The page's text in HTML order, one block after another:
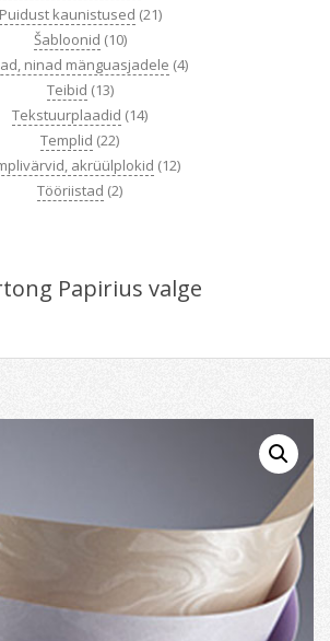
Puidust kaunistused (21)
Šabloonid (10)
ninad mänguasjadele (4)
Teibid (13)
Tekstuurplaadid (14)
Templid (22)
akrüülplokid (12)
Tööriistad (2)
Papirius valge